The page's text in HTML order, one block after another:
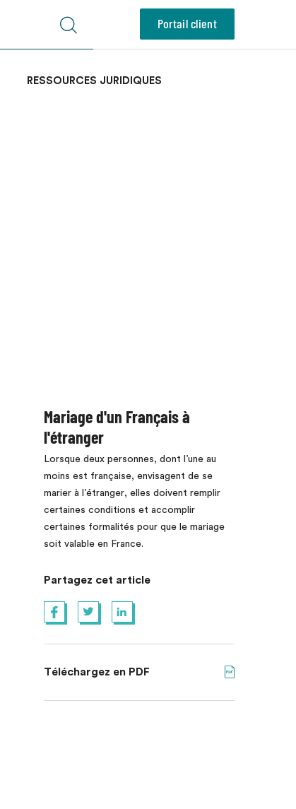
Portail client
RESSOURCES JURIDIQUES
Mariage d'un Français à
l'étranger
Lorsque deux personnes, dont l’une au
moins est française, envisagent de se
marier à l’étranger, elles doivent remplir
certaines conditions et accomplir
certaines formalités pour que le mariage
soit valable en France.
Partagez cet article
Téléchargez en PDF